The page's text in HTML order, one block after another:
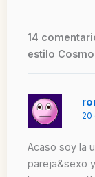
14
estilo
20
Acaso soy la
pareja&sexo